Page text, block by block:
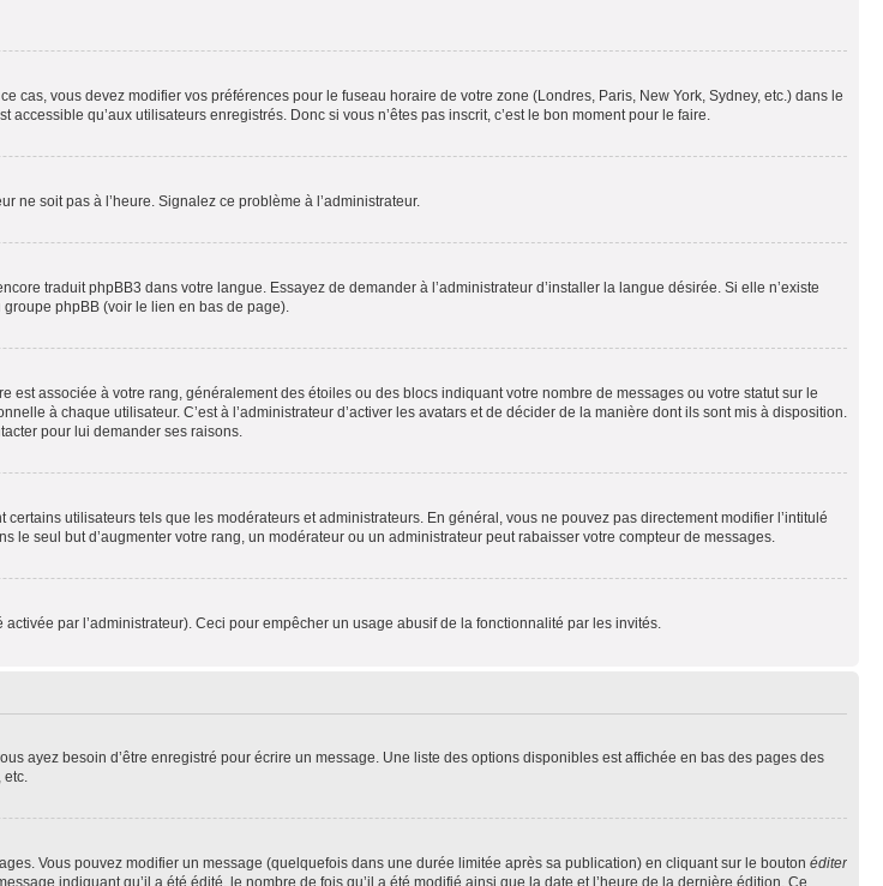
cas, vous devez modifier vos préférences pour le fuseau horaire de votre zone (Londres, Paris, New York, Sydney, etc.) dans le
qu’aux utilisateurs enregistrés. Donc si vous n’êtes pas inscrit, c’est le bon moment pour le faire.
ne soit pas à l’heure. Signalez ce problème à l’administrateur.
traduit phpBB3 dans votre langue. Essayez de demander à l’administrateur d’installer la langue désirée. Si elle n’existe
phpBB (voir le lien en bas de page).
est associée à votre rang, généralement des étoiles ou des blocs indiquant votre nombre de messages ou votre statut sur le
à chaque utilisateur. C’est à l’administrateur d’activer les avatars et de décider de la manière dont ils sont mis à disposition.
pour lui demander ses raisons.
utilisateurs tels que les modérateurs et administrateurs. En général, vous ne pouvez pas directement modifier l’intitulé
le seul but d’augmenter votre rang, un modérateur ou un administrateur peut rabaisser votre compteur de messages.
par l’administrateur). Ceci pour empêcher un usage abusif de la fonctionnalité par les invités.
ayez besoin d’être enregistré pour écrire un message. Une liste des options disponibles est affichée en bas des pages des
etc.
Vous pouvez modifier un message (quelquefois dans une durée limitée après sa publication) en cliquant sur le bouton éditer
indiquant qu’il a été édité, le nombre de fois qu’il a été modifié ainsi que la date et l’heure de la dernière édition. Ce